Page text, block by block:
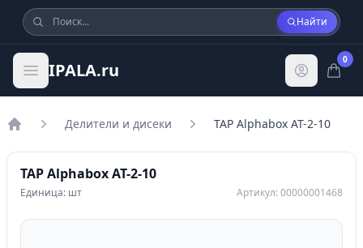
Найти
IPALA.ru
0
Делители и дисеки TAP Alphabox AT-2-10
TAP Alphabox AT-2-10
Единица: шт Артикул: 00000001468